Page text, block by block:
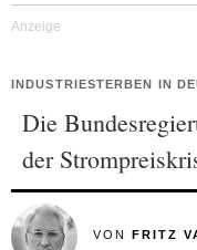
INDUSTRIESTERBEN IN
Die
der
VON FRITZ